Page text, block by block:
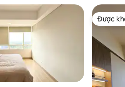
Được
Được